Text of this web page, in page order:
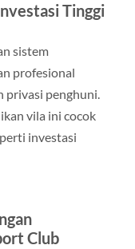
Tinggi
sistem
profesional
privasi penghuni.
vila ini cocok
investasi
Club